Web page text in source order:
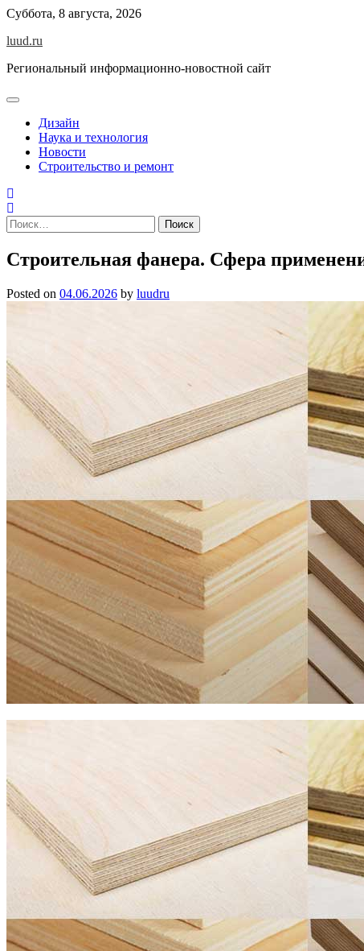
Skip
content
Суббота, 8 августа, 2026
luud.ru
Региональный информационно-новостной сайт
Дизайн
Наука и технология
Новости
Строительство и ремонт
Найти:
Строительная фанера. Сфера
Posted on 04.06.2026 by luudru